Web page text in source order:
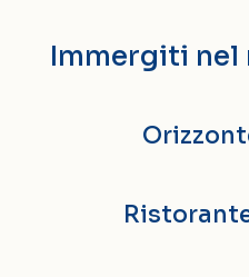
Immergiti